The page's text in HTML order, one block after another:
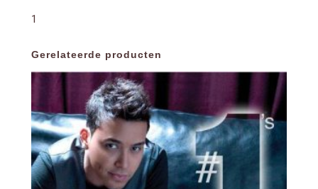
1
Gerelateerde producten